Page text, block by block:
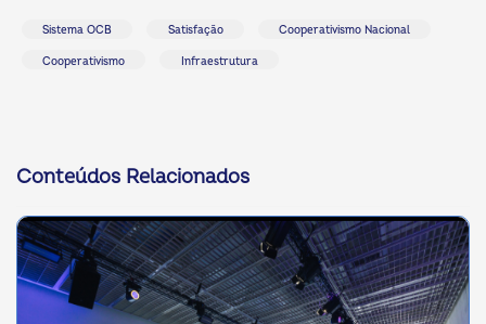
Sistema OCB Satisfação Cooperativismo Nacional
Cooperativismo Infraestrutura
Conteúdos Relacionados